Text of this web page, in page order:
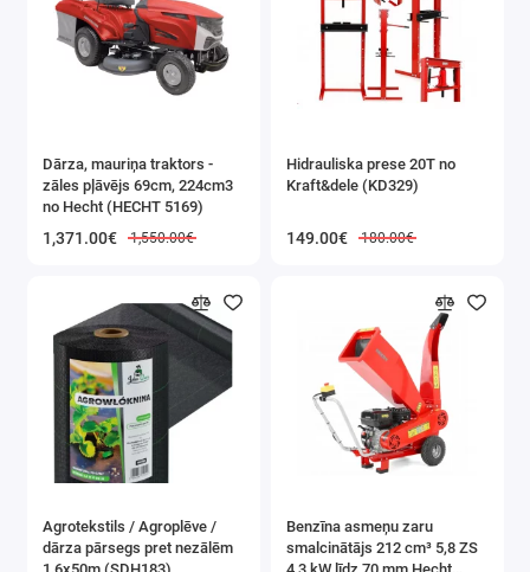
Dārza, mauriņa traktors -
zāles pļāvējs 69cm, 224cm3
no Hecht (HECHT 5169)
1,371.00€ 1,550.00€
Hidrauliska prese 20T no
Kraft&dele (KD329)
149.00€ 180.00€
Agrotekstils / Agroplēve /
dārza pārsegs pret nezālēm
Benzīna asmeņu zaru
smalcinātājs 212 cm³ 5,8 ZS